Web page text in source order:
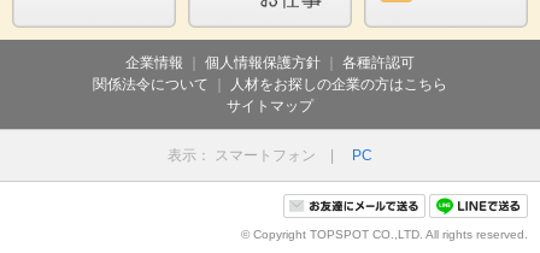
企業情報 ｜ 個人情報保護方針 ｜ 各種許認可
関係法令について ｜
人材をお探しの企業の方はこちら
サイトマップ
表示： スマートフォン | PC
© Copyright TOPSPOT CO.,LTD. All rights reserved.